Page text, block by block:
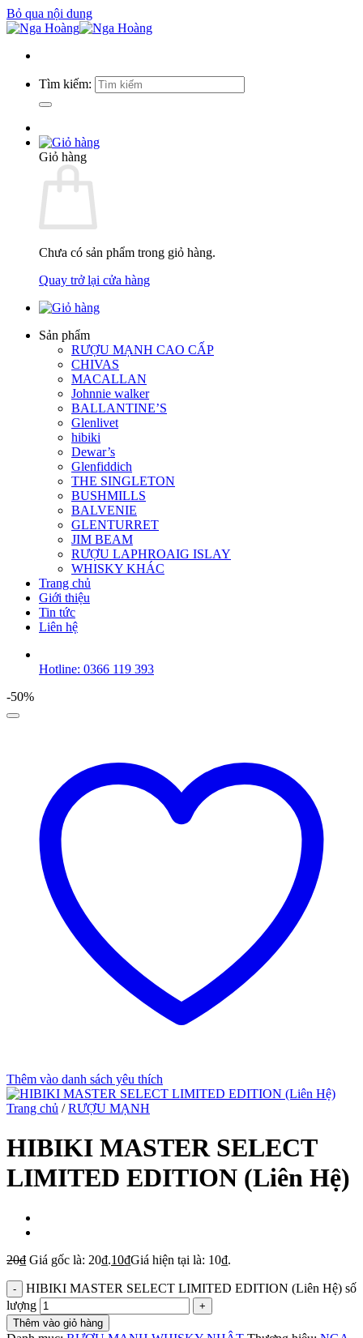
Bỏ qua nội dung
Tìm kiếm:
Giỏ hàng
Chưa có sản phẩm trong giỏ hàng.
Quay trở lại cửa hàng
Sản phẩm
RƯỢU MẠNH CAO CẤP
CHIVAS
MACALLAN
Johnnie walker
BALLANTINE’S
Glenlivet
hibiki
Dewar’s
Glenfiddich
THE SINGLETON
BUSHMILLS
BALVENIE
GLENTURRET
JIM BEAM
RƯỢU LAPHROAIG ISLAY
WHISKY KHÁC
Trang chủ
Giới thiệu
Tin tức
Liên hệ
Hotline: 0366 119 393
-50%
Thêm vào danh sách yêu thích
Trang chủ / RƯỢU MẠNH
HIBIKI MASTER SELECT
LIMITED EDITION (Liên Hệ)
20₫ Giá gốc là: 20₫.10₫Giá hiện tại là: 10₫.
HIBIKI MASTER SELECT LIMITED EDITION (Liên Hệ) số
lượng
Thêm vào giỏ hàng